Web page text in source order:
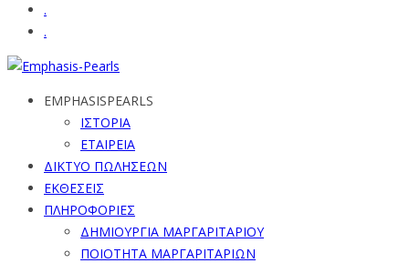
.
.
EMPHASISPEARLS
ΙΣΤΟΡΙΑ
ΕΤΑΙΡΕΙΑ
ΔΙΚΤΥΟ ΠΩΛΗΣΕΩΝ
ΕΚΘΕΣΕΙΣ
ΠΛΗΡΟΦΟΡΙΕΣ
ΔΗΜΙΟΥΡΓΙΑ ΜΑΡΓΑΡΙΤΑΡΙΟΥ
ΠΟΙΟΤΗΤΑ ΜΑΡΓΑΡΙΤΑΡΙΩΝ